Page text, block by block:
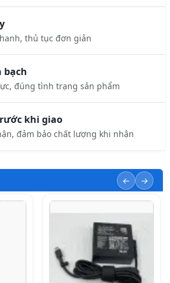
thủ tục đơn giản
bạch
đúng tình trạng sản phẩm
khi giao
đảm bảo chất lượng khi nhận